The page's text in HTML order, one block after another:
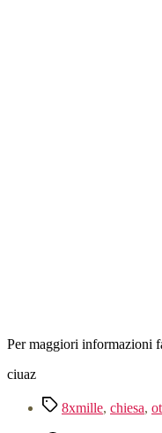
Per maggiori informazioni
ciuaz
Tag 8xmille, chiesa,